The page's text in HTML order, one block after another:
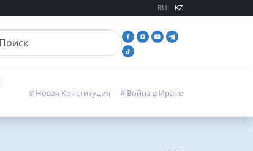
RU KZ
# Новая Конституция # Война в Иране